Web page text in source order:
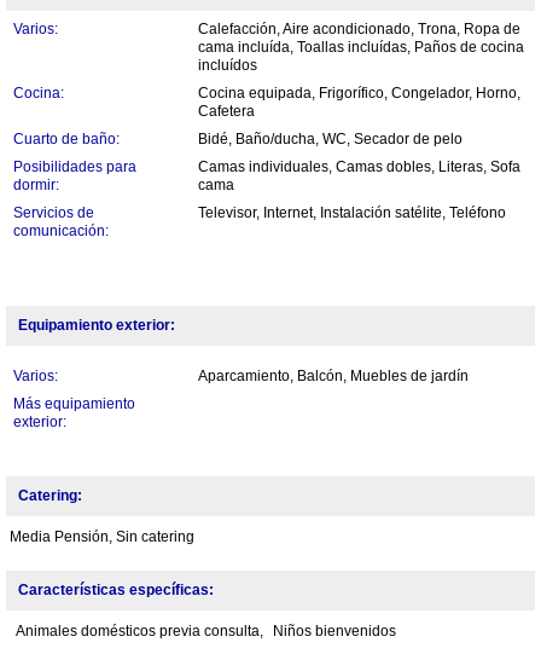
Varios:
Calefacción, Aire acondicionado, Trona, Ropa de
cama incluída, Toallas incluídas, Paños de cocina
incluídos
Cocina:
Cocina equipada, Frigorífico, Congelador, Horno,
Cafetera
Cuarto de baño:
Bidé, Baño/ducha, WC, Secador de pelo
Posibilidades para
dormir:
Camas individuales, Camas dobles, Literas, Sofa
cama
Servicios de
comunicación:
Televisor, Internet, Instalación satélite, Teléfono
Equipamiento exterior:
Varios:
Aparcamiento, Balcón, Muebles de jardín
Más equipamiento
exterior:
Catering:
Media Pensión, Sin catering
Características específicas:
Animales domésticos previa consulta, Niños bienvenidos